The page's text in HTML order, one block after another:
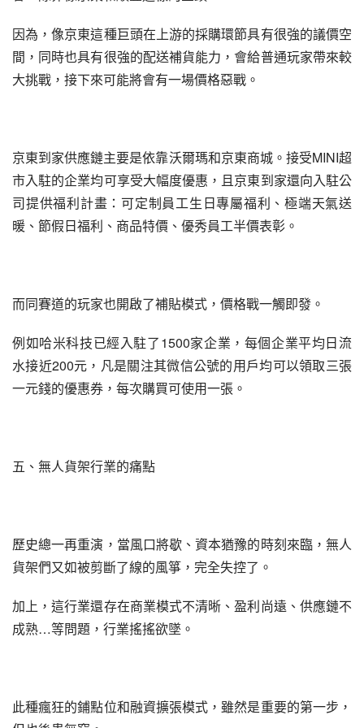
因為，像京東這種巨頭在上游的採購環節具有很強的議價空
間，同時也具有很強的配送補貨能力，會給普通玩家帶來較
大挑戰，接下來可能將會有一場價格惡戰。
京東到家供應鏈主要是依靠沃爾瑪和京東商城。接受MINI超
市入駐的企業均可享受大幅度優惠，且京東到家還向入駐公
司提供福利計畫：可定制員工生日專屬福利、極端天氣送
暖、節假日福利、商品特價、優秀員工半價表彰。
而同賽道的玩家也開啟了補貼模式，價格戰一觸即發。
例如哈米科技已經入駐了1500家企業，每個企業平均日流
水接近200元，凡是關注其微信公號的用戶均可以領取三張
一元錢的優惠券，每次購買可使用一張。
五、無人貨架行業的痛點
歷史總一再重演，當風口將歇、資本猶豫的時刻來臨，無人
貨架們又如被剪斷了線的風箏，完全失控了。
加上，這行業還存在商業模式不清晰、盈利尚遠、供應鏈不
成熟…等問題，行業搖搖欲墜。
此種瘋狂的鋪點位和融資擴張模式，雖然是重要的第一步，